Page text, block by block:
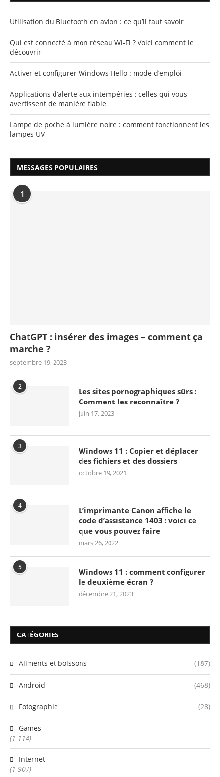
Utilisation du Bluetooth en avion : ce qu’il faut savoir
Qui est connecté à mon réseau Wi-Fi ? Voici comment le
découvrir
Activer et configurer Windows Hello : mode d’emploi
Applications d’alerte aux intempéries : celles qui vous
avertissent de manière fiable
Lampe de poche à lumière noire : comment fonctionnent les
lampes UV
MESSAGES POPULAIRES
1
ChatGPT : insérer des images – comment ça
marche ?
septembre 19, 2023
2
Les sites pornographiques sûrs :
Comment les reconnaître ?
juin 17, 2023
3
Windows 11 : Copier et déplacer
des fichiers et des dossiers
octobre 19, 2021
4
L’imprimante Canon affiche le
code d’assistance 1403 : voici ce
que vous pouvez faire
mars 26, 2022
5
Windows 11 : comment configurer
le deuxième écran ?
décembre 21, 2023
CATÉGORIES
Aliments et boissons (187)
Android (468)
Fotographie (28)
Games
(1 114)
Internet
(1 907)